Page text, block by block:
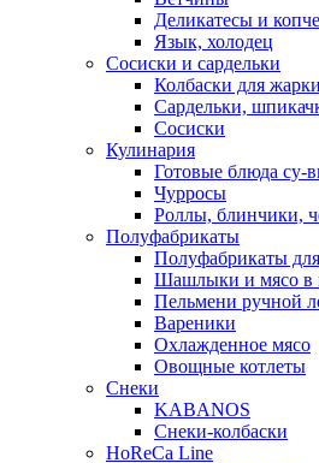
Деликатесы и
Язык, холодец
Сосиски и сардельки
Колбаски для
Сардельки,
Сосиски
Кулинария
Готовые блюда су-
Чурросы
Роллы, блинчики,
Полуфабрикаты
Полуфабрикаты
Шашлыки и мясо в
Пельмени ручной
Вареники
Охлажденное мясо
Овощные котлеты
Снеки
KABANOS
Снеки-колбаски
HoReCa Line